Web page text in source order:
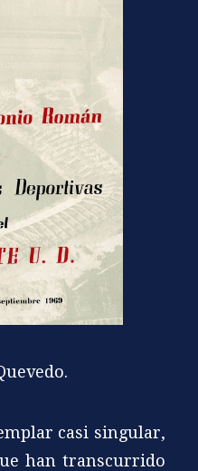
casi singular,
han transcurrido